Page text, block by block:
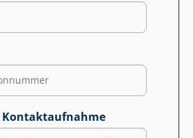
Kontaktaufnahme